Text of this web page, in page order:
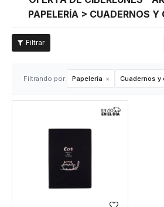
PAPELERÍA > CUADERNOS Y
Filtrando por: Papelería Cuadernos y